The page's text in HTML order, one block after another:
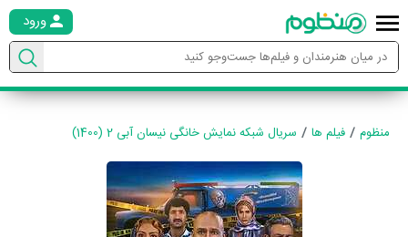
ورود
منظوم فیلم ها سریال شبکه نمایش خانگی نیسان آبی 2 (1400)